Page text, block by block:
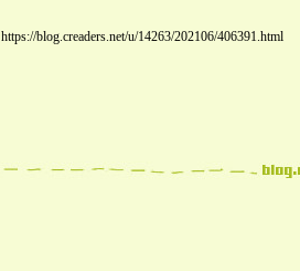
https://blog.creaders.net/u/14263/202106/406391.html